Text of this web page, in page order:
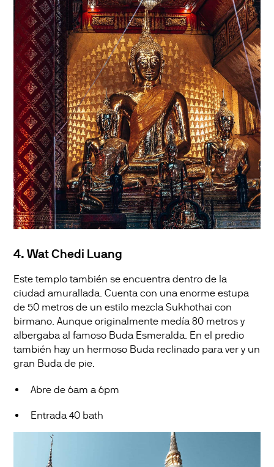
4. Wat Chedi Luang
Este templo también se encuentra dentro de la
ciudad amurallada. Cuenta con una enorme estupa
de 50 metros de un estilo mezcla Sukhothai con
birmano. Aunque originalmente medía 80 metros y
albergaba al famoso Buda Esmeralda. En el predio
también hay un hermoso Buda reclinado para ver y un
gran Buda de pie.
Abre de 6am a 6pm
Entrada 40 bath